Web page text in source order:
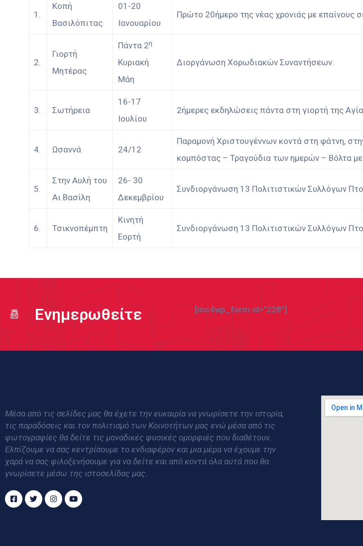
1.
Κοπή
Βασιλόπιτας
01-20
Ιανουαρίου
Πρώτο 20ήμερο της νέας χρονιάς με επαίνους
2.
Γιορτή
Μητέρας
Πάντα 2η
Κυριακή
Μάη
Διοργάνωση Χορωδιακών Συναντήσεων.
3. Σωτήρεια
16-17
Ιουλίου
2ήμερες εκδηλώσεις πάντα στη γιορτή της
4. Ωσαννά 24/12
Παραμονή Χριστουγέννων κοντά στη φάτνη,
κομπόστας – Τραγούδια των ημερών – Βόλτα
5.
Στην Αυλή του
Αι Βασίλη
26- 30
Δεκεμβρίου
Συνδιοργάνωση 13 Πολιτιστικών Συλλόγων
6. Τσικνοπέμπτη
Κινητή
Εορτή
Συνδιοργάνωση 13 Πολιτιστικών Συλλόγων
Ενημερωθείτε [mc4wp_form id="228"]
Μέσα από τις σελίδες μας θα έχετε την ευκαιρία να γνωρίσετε την ιστορία,
τις παραδόσεις και τον πολιτισμό των Κοινοτήτων μας ενώ μέσα από τις
φωτογραφίες θα δείτε τις μοναδικές φυσικές ομορφιές που διαθέτουν.
Ελπίζουμε να σας κεντρίσουμε το ενδιαφέρον και μια μέρα να έχουμε την
χαρά να σας φιλοξενήσουμε για να δείτε και από κοντά όλα αυτά που θα
γνωρίσετε μέσω της ιστοσελίδας μας.